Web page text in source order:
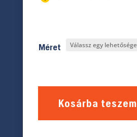
Méret
Kosárba teszem